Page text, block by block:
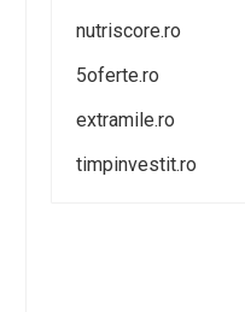
nutriscore.ro
5oferte.ro
extramile.ro
timpinvestit.ro